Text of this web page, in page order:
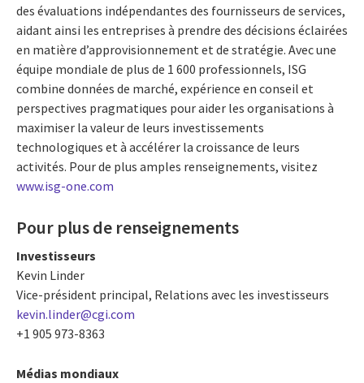
des évaluations indépendantes des fournisseurs de services,
aidant ainsi les entreprises à prendre des décisions éclairées
en matière d’approvisionnement et de stratégie. Avec une
équipe mondiale de plus de 1 600 professionnels, ISG
combine données de marché, expérience en conseil et
perspectives pragmatiques pour aider les organisations à
maximiser la valeur de leurs investissements
technologiques et à accélérer la croissance de leurs
activités. Pour de plus amples renseignements, visitez
www.isg-one.com
Pour plus de renseignements
Investisseurs
Kevin Linder
Vice-président principal, Relations avec les investisseurs
kevin.linder@cgi.com
+1 905 973-8363
Médias mondiaux